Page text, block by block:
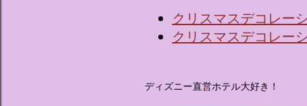
クリスマスデコレー
クリスマスデコレー
ディズニー直営ホテル大好き！